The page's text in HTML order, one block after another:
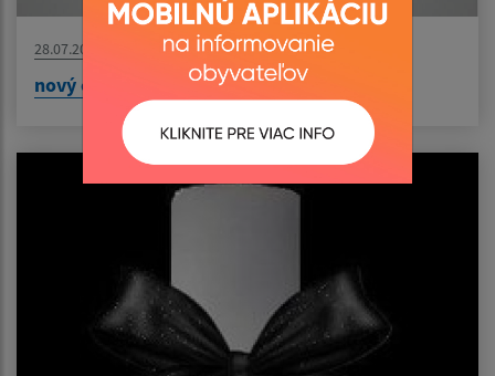
28.07.2026
nový článok